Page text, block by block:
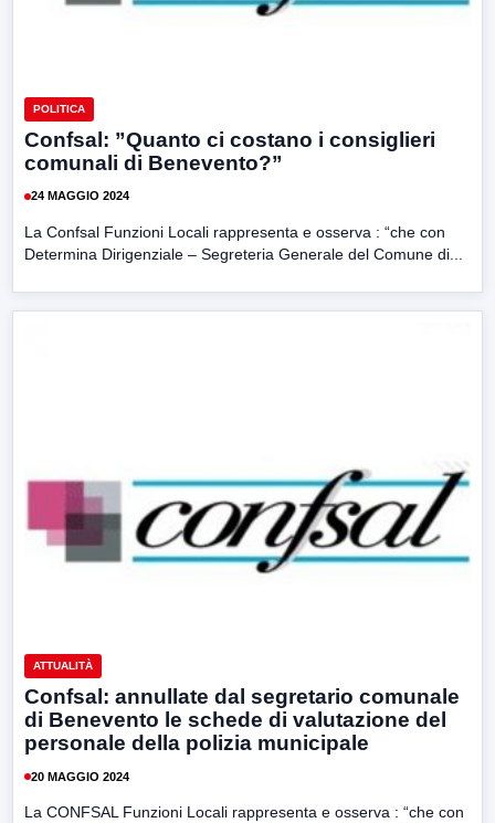
POLITICA
Confsal: ”Quanto ci costano i consiglieri
comunali di Benevento?”
24 MAGGIO 2024
La Confsal Funzioni Locali rappresenta e osserva : “che con
Determina Dirigenziale – Segreteria Generale del Comune di...
ATTUALITÀ
Confsal: annullate dal segretario comunale
di Benevento le schede di valutazione del
personale della polizia municipale
20 MAGGIO 2024
La CONFSAL Funzioni Locali rappresenta e osserva : “che con